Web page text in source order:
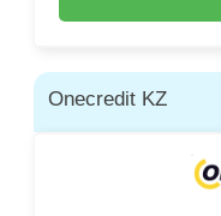
Onecredit KZ